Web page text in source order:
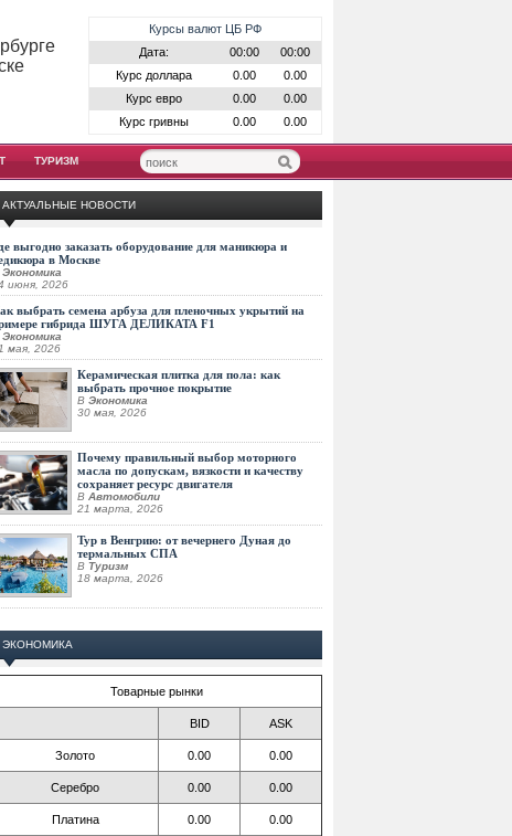
Курсы валют ЦБ РФ
Дата:
00:00
00:00
Курс доллара
0.00
0.00
Курс евро
0.00
0.00
Курс гривны
0.00 0.00
ТУРИЗМ
АКТУАЛЬНЫЕ НОВОСТИ
выгодно заказать оборудование для маникюра и
в Москве
Экономика
июня, 2026
выбрать семена арбуза для пленочных укрытий на
гибрида ШУГА ДЕЛИКАТА F1
Экономика
мая, 2026
Керамическая плитка для пола: как
выбрать прочное покрытие
В Экономика
30 мая, 2026
Почему правильный выбор моторного
масла по допускам, вязкости и качеству
сохраняет ресурс двигателя
В Автомобили
21 марта, 2026
Тур в Венгрию: от вечернего Дуная до
термальных СПА
В Туризм
18 марта, 2026
ЭКОНОМИКА
Товарные рынки
BID ASK
Золото 0.00 0.00
Серебро 0.00 0.00
Платина 0.00 0.00